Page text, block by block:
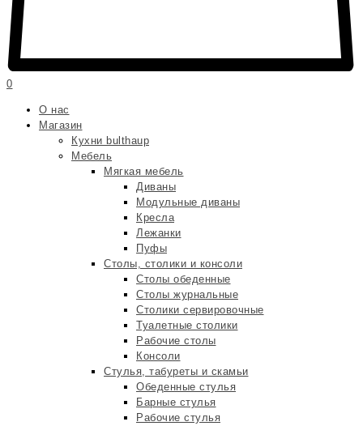
0
О нас
Магазин
Кухни bulthaup
Мебель
Мягкая мебель
Диваны
Модульные диваны
Кресла
Лежанки
Пуфы
Столы, столики и консоли
Столы обеденные
Столы журнальные
Столики сервировочные
Туалетные столики
Рабочие столы
Консоли
Стулья, табуреты и скамьи
Обеденные стулья
Барные стулья
Рабочие стулья